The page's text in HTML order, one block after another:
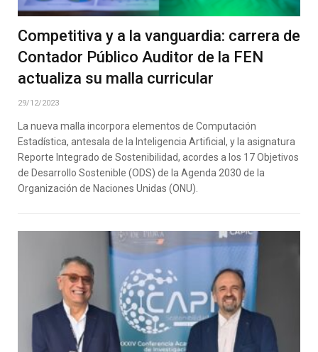
Competitiva y a la vanguardia: carrera de
Contador Público Auditor de la FEN
actualiza su malla curricular
29/12/2023
La nueva malla incorpora elementos de Computación
Estadística, antesala de la Inteligencia Artificial, y la asignatura
Reporte Integrado de Sostenibilidad, acordes a los 17 Objetivos
de Desarrollo Sostenible (ODS) de la Agenda 2030 de la
Organización de Naciones Unidas (ONU).